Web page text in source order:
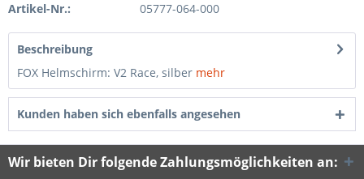
Artikel-Nr.: 05777-064-000
Beschreibung
FOX Helmschirm: V2 Race, silber mehr
Kunden haben sich ebenfalls angesehen
Wir bieten Dir folgende Zahlungsmöglichkeiten an: